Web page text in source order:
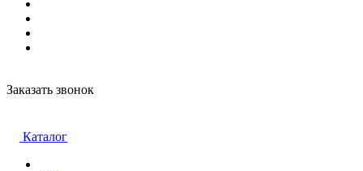
Заказать звонок
Каталог